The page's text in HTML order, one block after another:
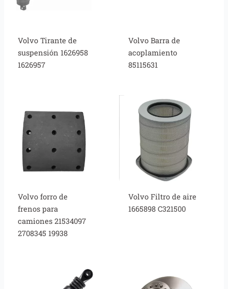
Volvo Tirante de
suspensión 1626958
1626957
Volvo Barra de
acoplamiento
85115631
Volvo forro de
frenos para
camiones 21534097
2708345 19938
Volvo Filtro de aire
1665898 C321500